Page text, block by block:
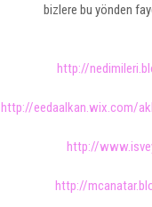
bizlere bu yönden
http://
http://eedaalkan.wix.com/
http://
http://